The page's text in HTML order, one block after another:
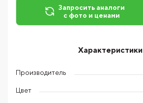
Запросить аналоги
с фото и ценами
Характеристики
Производитель
Цвет